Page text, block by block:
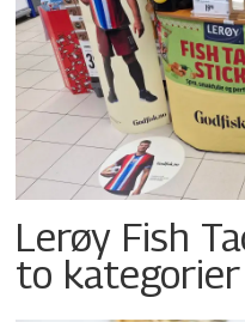
Lerøy Fish
to kategorier